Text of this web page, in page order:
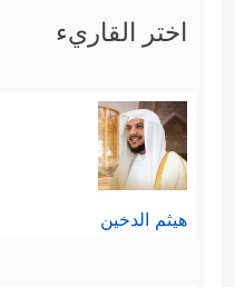
اختر القاريء
هيثم الدخين